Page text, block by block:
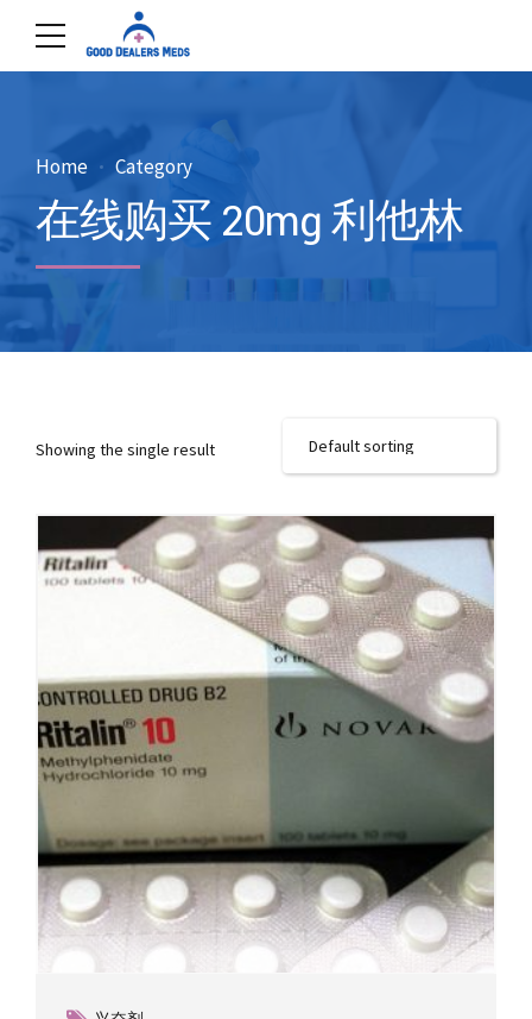
Home Category
在线购买 20mg 利他林
Showing the single result